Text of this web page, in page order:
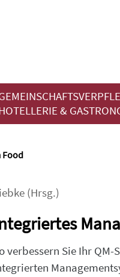
&
Food
(Hrsg.)
verbessern Sie Ihr